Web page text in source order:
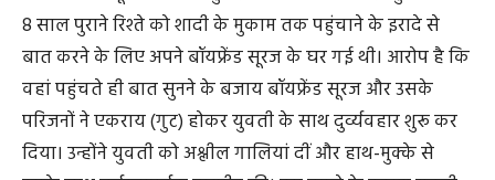
8 साल पुराने रिश्ते को शादी के मुकाम तक पहुंचाने के इरादे से
बात करने के लिए अपने बॉयफ्रेंड सूरज के घर गई थी। आरोप है कि
वहां पहुंचते ही बात सुनने के बजाय बॉयफ्रेंड सूरज और उसके
परिजनों ने एकराय (गुट) होकर युवती के साथ दुर्व्यवहार शुरू कर
दिया। उन्होंने युवती को अश्लील गालियां दीं और हाथ-मुक्के से